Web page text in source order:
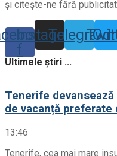
și citește-ne fără
f
Instagram
Telegram
Ultimele știri ...
Tenerife
de vacanță
13:46
Tenerife, cea mai mare